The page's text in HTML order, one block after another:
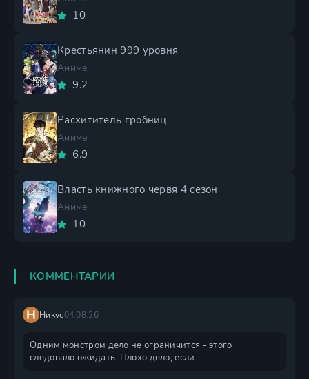
10
Крестьянин 999 уровня
Аниме
9.2
Расхититель гробниц
Аниме
6.9
Власть книжного червя 4 сезон
Аниме
10
КОММЕНТАРИИ
Н Никус04.08.26
Одним монстром дело не ограничится - этого
следовало ожидать. Плохо дело, если